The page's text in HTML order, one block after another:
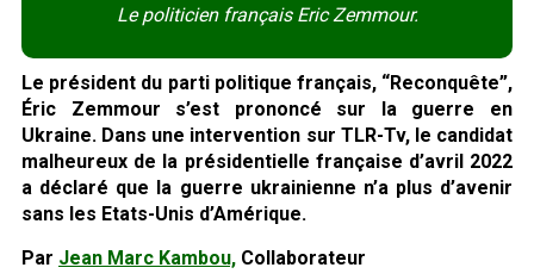
Le politicien français Eric Zemmour.
Le président du parti politique français, “Reconquête”,
Éric Zemmour s’est prononcé sur la guerre en
Ukraine. Dans une intervention sur TLR-Tv, le candidat
malheureux de la présidentielle française d’avril 2022
a déclaré que la guerre ukrainienne n’a plus d’avenir
sans les Etats-Unis d’Amérique.
Par Jean Marc Kambou, Collaborateur